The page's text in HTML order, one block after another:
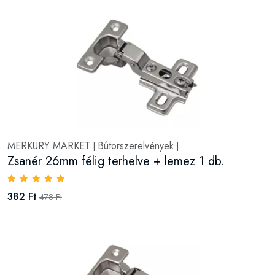
MERKURY MARKET Bútorszerelvények
Zsanér 26mm félig terhelve + lemez 1 db.
382 Ft 478 Ft